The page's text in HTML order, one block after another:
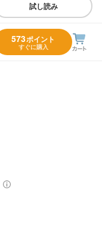
試し読み
573ポイント
すぐに購入